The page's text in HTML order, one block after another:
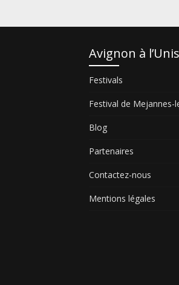
Avignon à
Festivals
Festival de Mejannes-
Blog
Partenaires
Contactez-nous
Mentions légales